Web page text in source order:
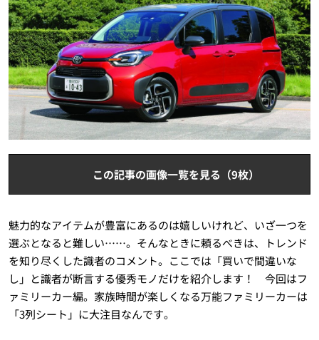
この記事の画像一覧を見る（9枚）
魅力的なアイテムが豊富にあるのは嬉しいけれど、いざ一つを
選ぶとなると難しい……。そんなときに頼るべきは、トレンド
を知り尽くした識者のコメント。ここでは「買いで間違いな
し」と識者が断言する優秀モノだけを紹介します！ 今回はフ
ァミリーカー編。家族時間が楽しくなる万能ファミリーカーは
「3列シート」に大注目なんです。